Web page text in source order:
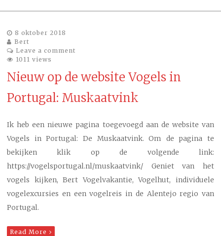
8 oktober 2018
Bert
Leave a comment
1011 views
Nieuw op de website Vogels in
Portugal: Muskaatvink
Ik heb een nieuwe pagina toegevoegd aan de website van
Vogels in Portugal: De Muskaatvink. Om de pagina te
bekijken klik op de volgende link:
https://vogelsportugal.nl/muskaatvink/ Geniet van het
vogels kijken, Bert Vogelvakantie, Vogelhut, individuele
vogelexcursies en een vogelreis in de Alentejo regio van
Portugal.
Read More